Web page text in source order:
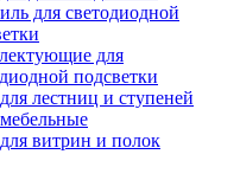
для светодиодной
для
подсветки
лестниц и ступеней
витрин и полок